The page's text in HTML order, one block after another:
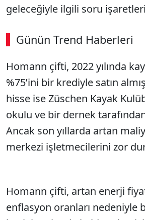
geleceğiyle ilgili soru
Günün Trend Haberleri
Homann çifti, 2022 yılında
%75’ini bir krediyle satın
hisse ise Züschen Kayak
okulu ve bir dernek
Ancak son yıllarda artan
merkezi işletmecilerini zor
Homann çifti, artan enerji
enflasyon oranları nedeniyle